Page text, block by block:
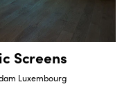
Screens
Luxembourg